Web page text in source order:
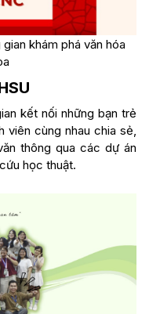
khám phá văn hóa
kết nối những bạn trẻ
viên cùng nhau chia sẻ,
thông qua các dự án
học thuật.